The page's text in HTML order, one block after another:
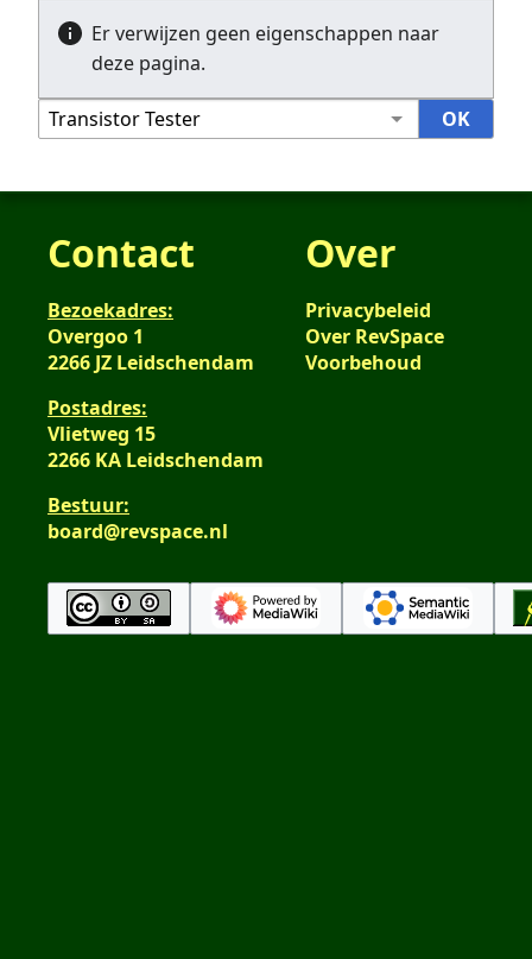
Er verwijzen geen eigenschappen naar
deze pagina.
Contact
Bezoekadres:
Overgoo 1
2266 JZ Leidschendam
Postadres:
Vlietweg 15
2266 KA Leidschendam
Bestuur:
board@revspace.nl
Over
Privacybeleid
Over RevSpace
Voorbehoud